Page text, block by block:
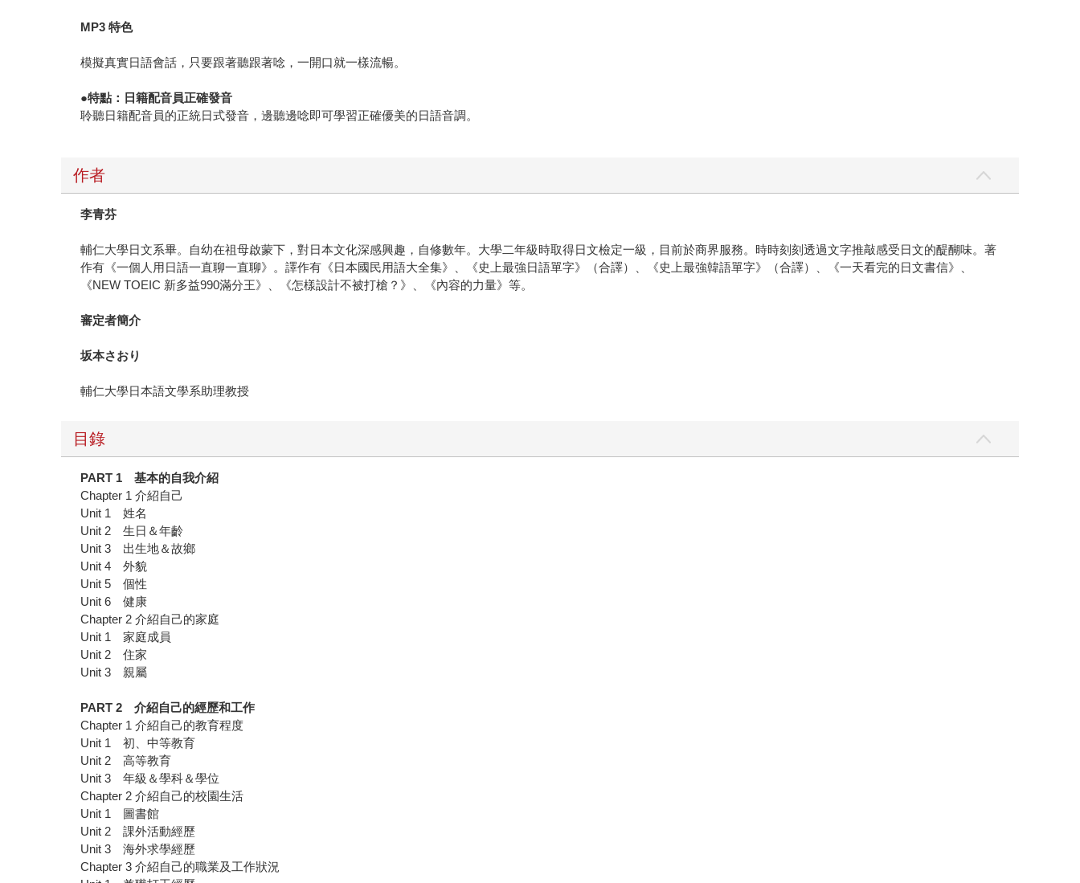
MP3特色
模擬真實日語會話，只要跟著聽跟著唸，一開口就一樣流暢。
●特點：日籍配音員正確發音
聆聽日籍配音員的正統日式發音，邊聽邊唸即可學習正確優美的日語音調。
作者
李青芬
輔仁大學日文系畢。自幼在祖母啟蒙下，對日本文化深感興趣，自修數年。大學二年級時取得日文檢定一級，目前於商界服務。時時刻刻透過文字推敲感受日文的醍醐味。著
作有《一個人用日語一直聊一直聊》。譯作有《日本國民用語大全集》、《史上最強日語單字》（合譯）、《史上最強韓語單字》（合譯）、《一天看完的日文書信》、
《NEW TOEIC 新多益990滿分王》、《怎樣設計不被打槍？》、《內容的力量》等。
審定者簡介
坂本さおり
輔仁大學日本語文學系助理教授
目錄
PART 1 基本的自我介紹
Chapter 1 介紹自己
Unit 1 姓名
Unit 2 生日＆年齡
Unit 3 出生地＆故鄉
Unit 4 外貌
Unit 5 個性
Unit 6 健康
Chapter 2 介紹自己的家庭
Unit 1 家庭成員
Unit 2 住家
Unit 3 親屬
PART 2 介紹自己的經歷和工作
Chapter 1 介紹自己的教育程度
Unit 1 初、中等教育
Unit 2 高等教育
Unit 3 年級＆學科＆學位
Chapter 2 介紹自己的校園生活
Unit 1 圖書館
Unit 2 課外活動經歷
Unit 3 海外求學經歷
Chapter 3 介紹自己的職業及工作狀況